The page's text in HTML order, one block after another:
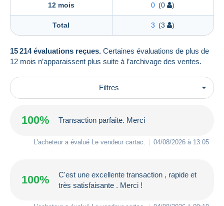
12 mois 0 (0 )
Total 3 (3 )
15 214 évaluations reçues. Certaines évaluations de plus de
12 mois n’apparaissent plus suite à l’archivage des ventes.
Filtres
100% Transaction parfaite. Merci
L'acheteur a évalué Le vendeur cartac 04/08/2026 à 13:05
100%
C'est une excellente transaction , rapide et
très satisfaisante . Merci !